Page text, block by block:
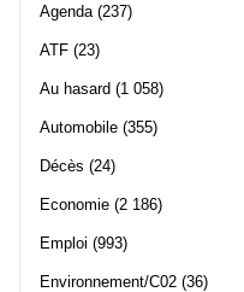
Agenda (237)
ATF (23)
Au hasard (1 058)
Automobile (355)
Décès (24)
Economie (2 186)
Emploi (993)
Environnement/C02 (36)